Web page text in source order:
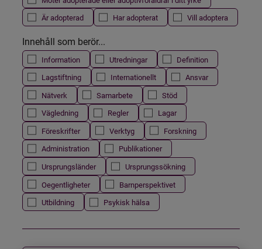
Är adopterad
Har adopterat Vill adoptera
Innehåll som berör...
Information Utredningar
Definition
Lagstiftning
Internationellt
Ansvar
Nätverk
Samarbete
Stöd
Vägledning
Regler
Lagar
Föreskrifter
Verktyg
Forskning
Administration
Publikationer
Ursprungsländer
Ursprungssökning
Oegentligheter
Barnperspektivet
Utbildning
Psykisk hälsa